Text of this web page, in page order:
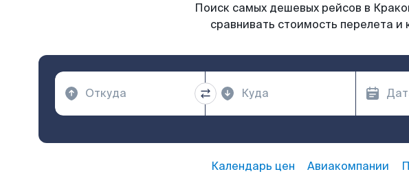
Поиск самых дешевых рейсов в
сравнивать стоимость перелета
Календарь цен Авиакомпании